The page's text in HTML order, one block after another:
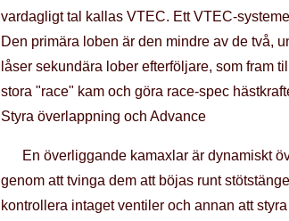
vardagligt tal kallas VTEC. Ett VTEC-
Den primära loben är den mindre av de två,
låser sekundära lober efterföljare, som fram
stora "race" kam och göra race-spec
Styra överlappning och Advance
En överliggande kamaxlar är dynamiskt
genom att tvinga dem att böjas runt
kontrollera intaget ventiler och annan att